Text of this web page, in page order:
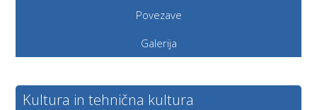
Povezave
Galerija
Kultura in tehnična kultura